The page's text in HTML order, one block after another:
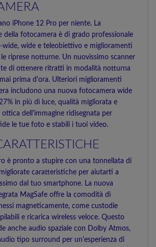
iPhone 12 Pro per niente. La
della fotocamera è di grado professionale
wide e teleobiettivo e miglioramenti
riprese notturne. Un nuovissimo scanner
di ottenere ritratti in modalità notturna
prima d'ora. Ulteriori miglioramenti
includono una nuova fotocamera wide
in più di luce, qualità migliorata e
ottica dell'immagine ridisegnata per
le tue foto e stabili i tuoi video.
è pronto a stupire con una tonnellata di
caratteristiche per aiutarti a
dal tuo smartphone. La nuova
MagSafe offre la comodità di
magneticamente, come custodie
e ricarica wireless veloce. Questo
anche audio spaziale con Dolby Atmos,
tipo surround per un'esperienza di